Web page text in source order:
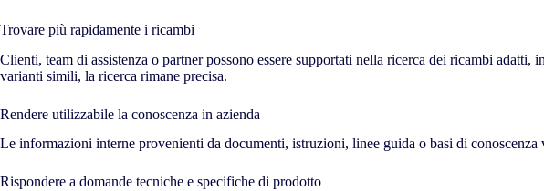
Trovare più rapidamente i ricambi
Clienti, team di assistenza o partner possono essere supportati nella ricerca dei ricambi
varianti simili, la ricerca rimane precisa.
Rendere utilizzabile la conoscenza in azienda
Le informazioni interne provenienti da documenti, istruzioni, linee guida o basi di
Rispondere a domande tecniche e specifiche di prodotto